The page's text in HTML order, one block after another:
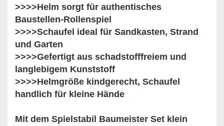
>>>>Helm sorgt für authentisches
Baustellen-Rollenspiel
>>>>Schaufel ideal für Sandkasten, Strand
und Garten
>>>>Gefertigt aus schadstofffreiem und
langlebigem Kunststoff
>>>>Helmgröße kindgerecht, Schaufel
handlich für kleine Hände
Mit dem Spielstabil Baumeister Set klein